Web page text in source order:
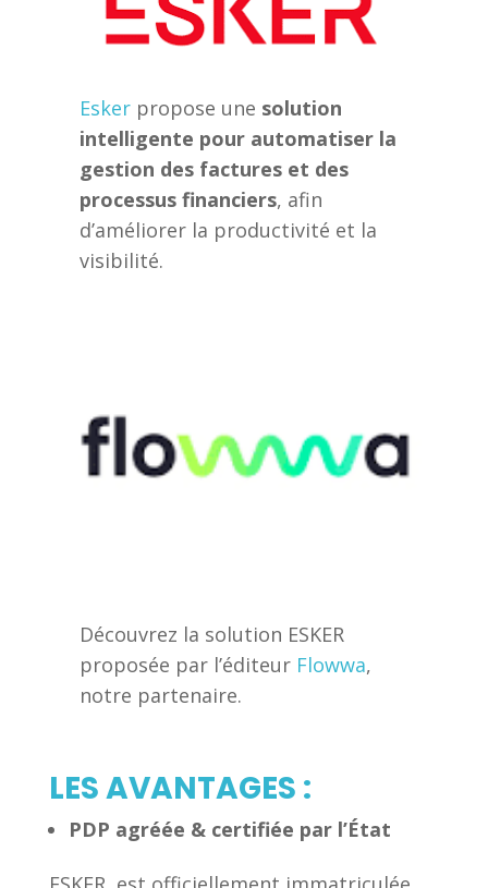
Esker propose une solution
intelligente pour automatiser la
gestion des factures et des
processus financiers, afin
d’améliorer la productivité et la
visibilité.
Découvrez la solution ESKER
proposée par l’éditeur Flowwa,
notre partenaire.
LES AVANTAGES :
PDP agréée & certifiée par l’État